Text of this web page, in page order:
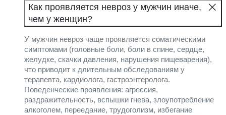
Как проявляется невроз у мужчин иначе,
чем у женщин?
У мужчин невроз чаще проявляется соматическими
симптомами (головные боли, боли в спине, сердце,
желудке, скачки давления, нарушения пищеварения),
что приводит к длительным обследованиям у
терапевта, кардиолога, гастроэнтеролога.
Поведенческие проявления: агрессия,
раздражительность, вспышки гнева, злоупотребление
алкоголем, переедание, трудоголизм, избегание